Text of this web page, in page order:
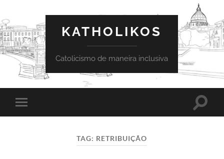
KATHOLIKOS
Catolicismo de maneira inclusiva
Toggle
mobile
Toggle
TAG: RETRIBUIÇÃO